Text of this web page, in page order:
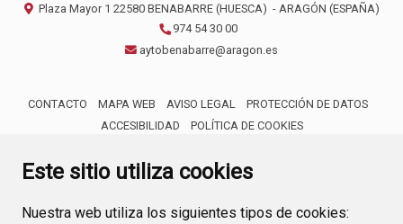
Este sitio utiliza cookies
Nuestra web utiliza los siguientes tipos de cookies:
Plaza Mayor 1 22580 BENABARRE (HUESCA) - ARAGÓN (ESPAÑA)
974 54 30 00
aytobenabarre@aragon.es
CONTACTO MAPA WEB AVISO LEGAL
PROTECCIÓN DE DATOS
ACCESIBILIDAD
POLÍTICA DE COOKIES